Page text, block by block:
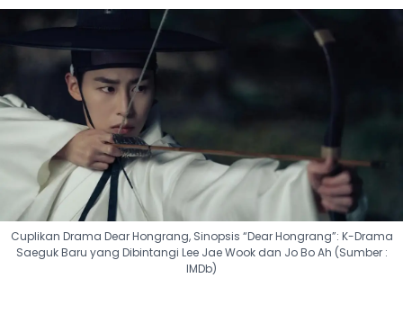
Cuplikan Drama Dear Hongrang, Sinopsis “Dear Hongrang”: K-Drama
Saeguk Baru yang Dibintangi Lee Jae Wook dan Jo Bo Ah (Sumber :
IMDb)